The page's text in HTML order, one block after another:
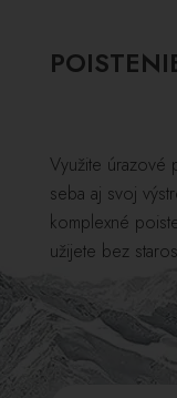
Využite úrazové
seba aj svoj
komplexné
užijete bez